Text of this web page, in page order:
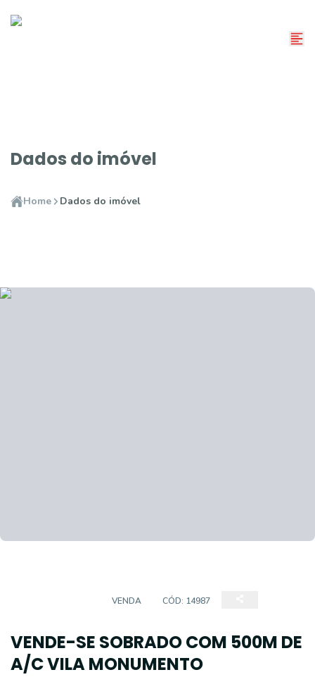
Dados do imóvel
Home Dados do imóvel
VENDA CÓD: 14987
VENDE-SE SOBRADO COM 500M DE
A/C VILA MONUMENTO